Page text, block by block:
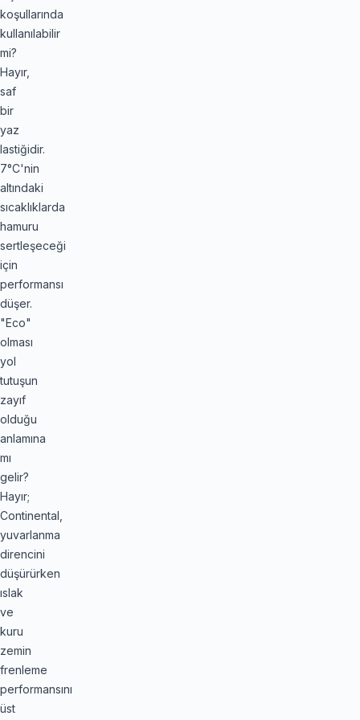
koşullarında
kullanılabilir
mi?
Hayır,
saf
bir
yaz
lastiğidir.
7°C'nin
altındaki
sıcaklıklarda
hamuru
sertleşeceği
için
performansı
düşer.
"Eco"
olması
yol
tutuşun
zayıf
olduğu
anlamına
mı
gelir?
Hayır;
Continental,
yuvarlanma
direncini
düşürürken
ıslak
ve
kuru
zemin
frenleme
performansını
üst